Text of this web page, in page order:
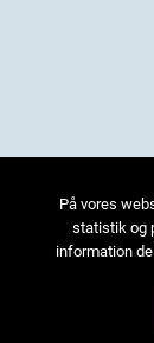
På vores
statistik og
information